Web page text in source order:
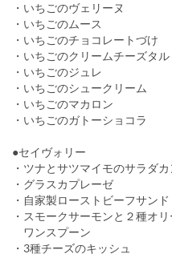
・いちごのヴェリ
・いちごのムース
・いちごのチョコレートづけ
・いちごのクリームチーズタル
・いちごのジュレ
・いちごのシュークリーム
・いちごのマカロン
・いちごのガトーショコラ
●セイヴォリー
・ツナとサツマイモのサラダ
・グラスカプレーゼ
・自家製ローストビーフサンド
・スモークサーモンと２種オ
ワンスプーン
・3種チーズのキッシュ